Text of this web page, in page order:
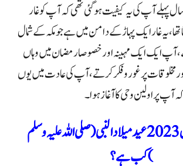
سال پہلے آپ کی یہ کیفیت ہوگئی تھی کہ آپ کو غار
تھا، یہ غار ایک پہاڑ کے دامن میں ہے جو مکہ کے شمال
آپ ایک ایک مہینہ اور خصوصا رمضان میں وہاں
اور مخلوقات پر غور وفکر کرتے ، آپ کی عادت میں یوں
آپ پر اولین وحی کا آغاز ہوا۔
12 ربيع الاول 2023 عید میلاد النبی ( صلی اللہ علیہ وسلم
) کب ہے؟